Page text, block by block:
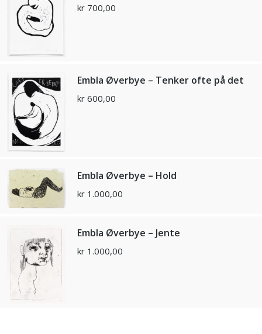
kr 700,00
Embla Øverbye – Tenker ofte på det
kr 600,00
Embla Øverbye – Hold
kr 1.000,00
Embla Øverbye – Jente
kr 1.000,00